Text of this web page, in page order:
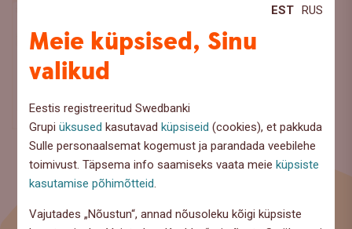
EST RUS
Meie küpsised, Sinu
valikud
Eestis registreeritud Swedbanki
Grupiüksused kasutavadküpsiseid (cookies), et pakkuda
Sulle personaalsemat kogemust ja parandada veebilehe
toimivust. Täpsema info saamiseks vaata meieküpsiste
kasutamise põhimõtteid
Vajutades „Nõustun“, annad nõusoleku kõigi küpsiste